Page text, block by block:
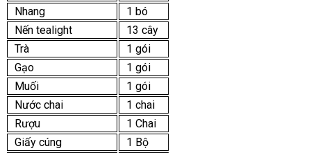
Nhang
1 bó
Nến tealight
13 cây
Trà
1 gói
Gạo
1 gói
Muối
1 gói
Nước chai
1 chai
Rượu
1 Chai
Giấy cúng
1 Bộ